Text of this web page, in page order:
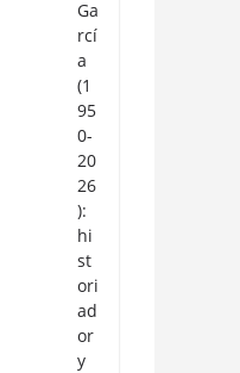
Ga
rcí
a
(1
95
0-
20
26
):
hi
st
ori
ad
or
y